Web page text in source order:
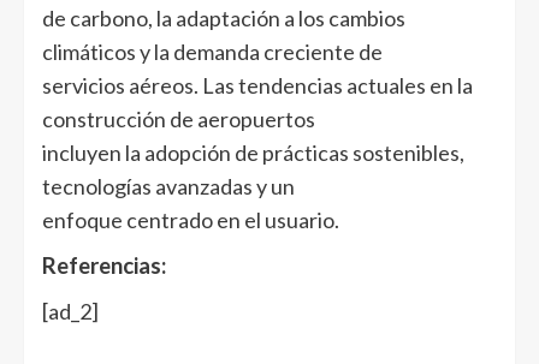
de carbono, la adaptación a los cambios
climáticos y la demanda creciente de
servicios aéreos. Las tendencias actuales en la
construcción de aeropuertos
incluyen la adopción de prácticas sostenibles,
tecnologías avanzadas y un
enfoque centrado en el usuario.
Referencias:
[ad_2]